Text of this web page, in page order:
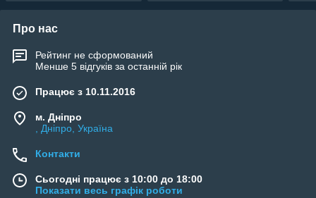
Про нас
Рейтинг не сформований
Менше 5 відгуків за останній рік
Працює з 10.11.2016
м. Дніпро
, Дніпро, Україна
Контакти
Сьогодні працює з 10:00 до 18:00
Показати весь графік роботи